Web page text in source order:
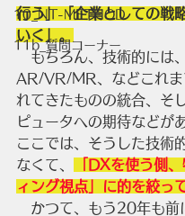
10_NT-METHOD
11b_質問コーナー
行う」「企業としての戦
いく」。
もちろん、技術的には
AR/VR/MR、などこれま
れてきたものの統合、そ
ピュータへの期待などが
ここでは、そうした技術
なくて、
「DXを使う側
ィング視点」に的を絞っ
かつて、もう20年も前